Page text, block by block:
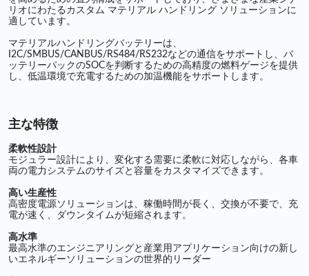
リオにわたるカスタム マテリアル ハンドリング ソリューションに
適しています。
マテリアルハンドリングバッテリーは、
I2C/SMBUS/CANBUS/RS484/RS232などの通信をサポートし、バ
ッテリーパックのSOCを判断するための高精度の燃料ゲージを提供
し、低温環境で充電するための加温機能をサポートします。
主な特徴
柔軟性設計
モジュラー設計により、変化する需要に柔軟に対応しながら、各車
両の電力システムのサイズと容量をカスタマイズできます。
高い生産性
高密度電源ソリューションは、稼働時間が長く、交換が不要で、充
電が速く、ダウンタイムが短縮されます。
高水準
最高水準のエンジニアリングと産業用アプリケーション向けの新し
いエネルギーソリューションの世界的リーダー